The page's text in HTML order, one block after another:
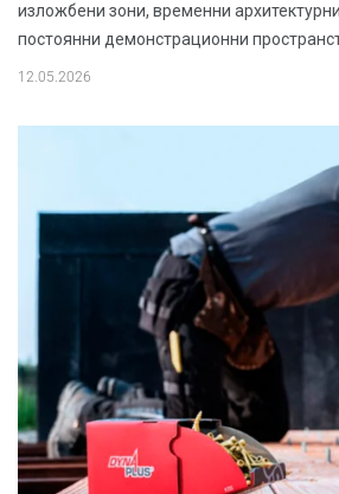
изложбени зони, временни
постоянни демонстрационни
12.05.2026